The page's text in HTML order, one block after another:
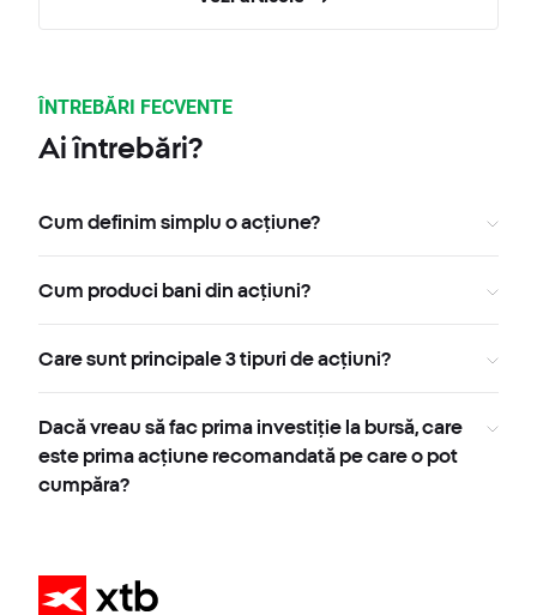
ÎNTREBĂRI FECVENTE
Ai întrebări?
Cum definim simplu o acțiune?
Cum produci bani din acțiuni?
Care sunt principale 3 tipuri de acțiuni?
Dacă vreau să fac prima investiție la bursă, care
este prima acțiune recomandată pe care o pot
cumpăra?